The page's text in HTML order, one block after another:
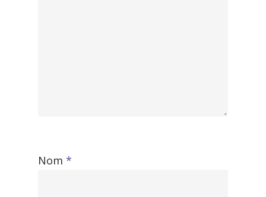
Nom *